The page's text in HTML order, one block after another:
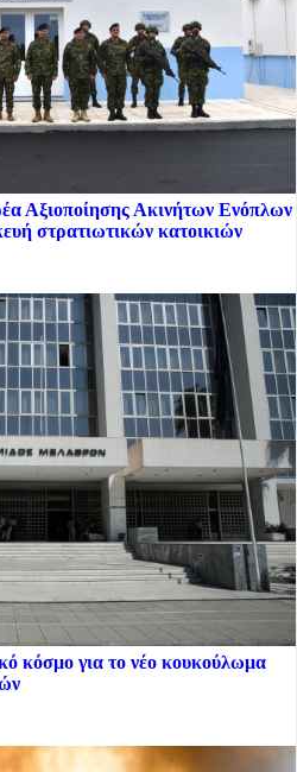
Αξιοποίησης Ακινήτων Ενόπλων
στρατιωτικών κατοικιών
κόσμο για το νέο κουκούλωμα